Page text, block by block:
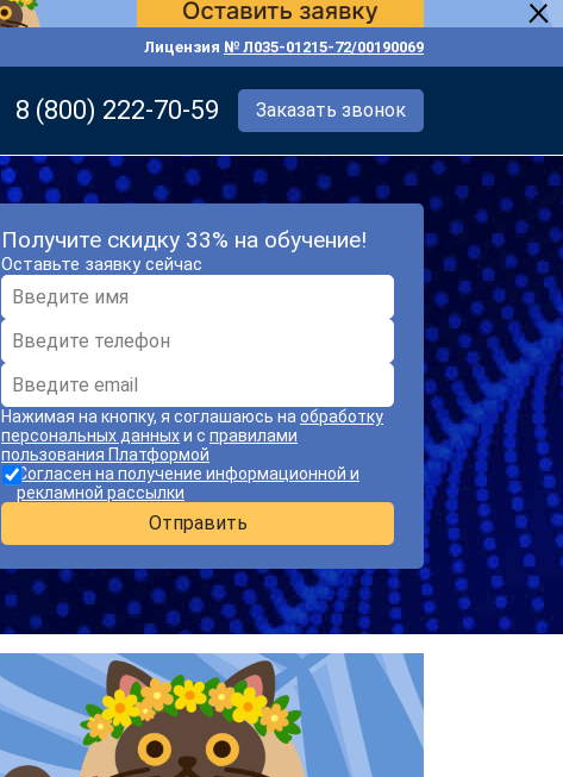
Лицензия № Л035-01215-72/00190069
8 (800) 222-70-59 Заказать звонок
Получите скидку 33% на обучение!
Оставьте заявку сейчас
Нажимая на кнопку, я соглашаюсь на обработку
персональных данныхи с правилами
пользования Платформой
Согласен на получение информационной и
рекламной рассылки
Отправить